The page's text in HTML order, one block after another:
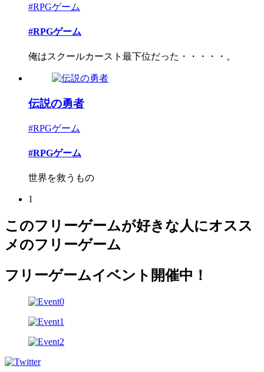
#RPGゲーム
#RPGゲーム
俺はスクールカースト最下位だった・・・・・。
伝説の勇者
#RPGゲーム
#RPGゲーム
世界を救うもの
1
このフリーゲームが好きな人にオスス
メのフリーゲーム
フリーゲームイベント開催中！